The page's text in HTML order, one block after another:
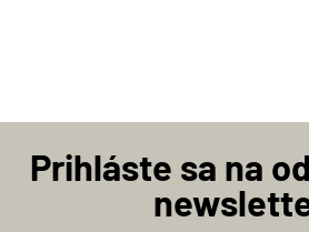
Prihláste sa na